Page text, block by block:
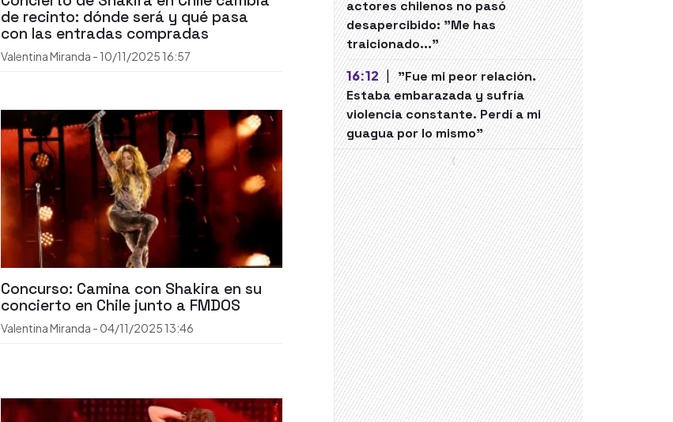
de recinto: dónde será y qué pasa
con las entradas compradas
Valentina Miranda - 10/11/2025 16:57
Concurso: Camina con Shakira en su
concierto en Chile junto a FMDOS
Valentina Miranda - 04/11/2025 13:46
actores chilenos no pasó
desapercibido: "Me has
traicionado..."
16:12 | "Fue mi peor relación.
Estaba embarazada y sufría
violencia constante. Perdí a mi
guagua por lo mismo"